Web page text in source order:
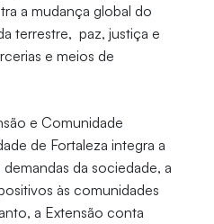
a mudança global do
terrestre, paz, justiça e
e meios de
e Comunidade
de Fortaleza integra a
da sociedade, a
às comunidades
a Extensão conta